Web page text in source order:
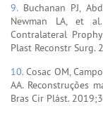
9. Buchanan PJ,
Newman LA, et
Contralateral
Plast Reconstr Surg.
10.Cosac OM,
AA. Reconstruções
Bras Cir Plást.